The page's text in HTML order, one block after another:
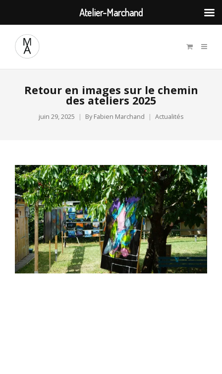
Retour en images sur le chemin
des ateliers 2025
juin 29, 2025 By Fabien Marchand Actualités
Atelier-Marchand